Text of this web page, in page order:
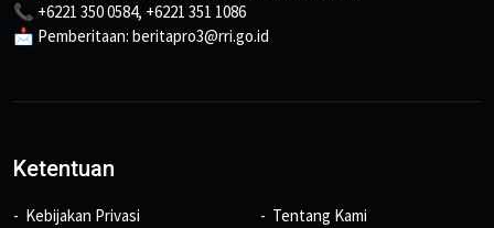
📞 +6221 350 0584, +6221 351 1086
📩 Pemberitaan: beritapro3@rri.go.id
Ketentuan
Kebijakan Privasi
Tentang Kami